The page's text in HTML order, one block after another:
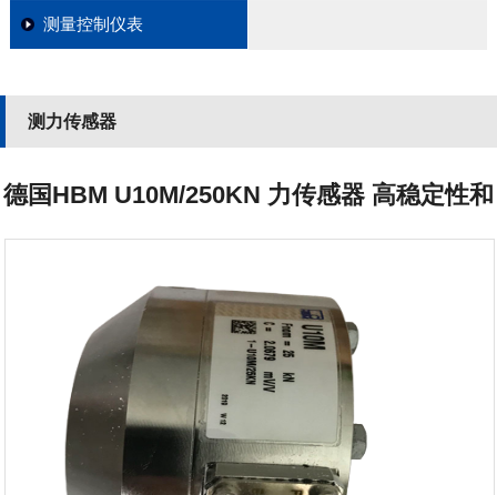
测量控制仪表
测力传感器
德国HBM U10M/250KN 力传感器 高稳定性和